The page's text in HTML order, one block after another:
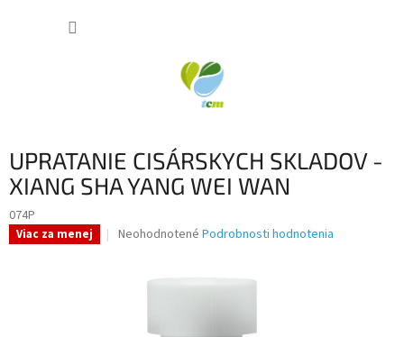
UPRATANIE CISÁRSKYCH SKLADOV -
XIANG SHA YANG WEI WAN
074P
Viac za menej
Priemerné
Neohodnotené Podrobnosti hodnotenia